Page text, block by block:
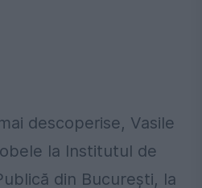
descoperise, Vasile
la Institutul de
din București, la